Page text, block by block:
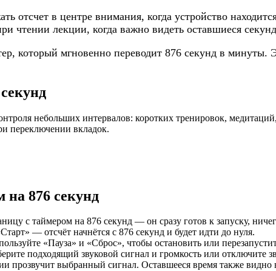
НАСТРОЙКИ
Звуки:
HANDY TIMERS
отсчет в центре внимания, когда устройство
чтении лекции, когда важно видеть оставшиеся
который мгновенно переводит 876 секунд в минуты.
небольших интервалов: коротких тренировок,
переключении вкладок.
на 876 секунд
с таймером на 876 секунд — он сразу готов к запуску,
— отсчёт начнётся с 876 секунд и будет идти до нуля.
«Пауза» и «Сброс», чтобы остановить или
подходящий звуковой сигнал и громкость или отключите
прозвучит выбранный сигнал. Оставшееся время также видно